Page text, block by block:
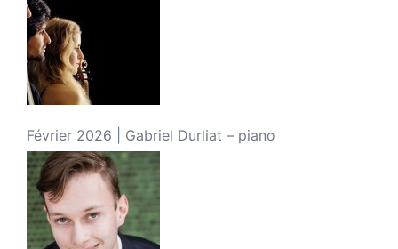
Février 2026 | Gabriel Durliat – piano